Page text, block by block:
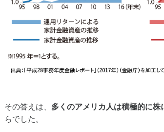
その答えは、 多くのアメリカ人は積極的に
らでした。